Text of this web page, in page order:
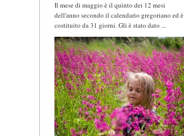
Il mese di maggio è il quinto dei 12 mesi
dell'anno secondo il calendario gregoriano ed è
costituito da 31 giorni. Gli è stato dato ...